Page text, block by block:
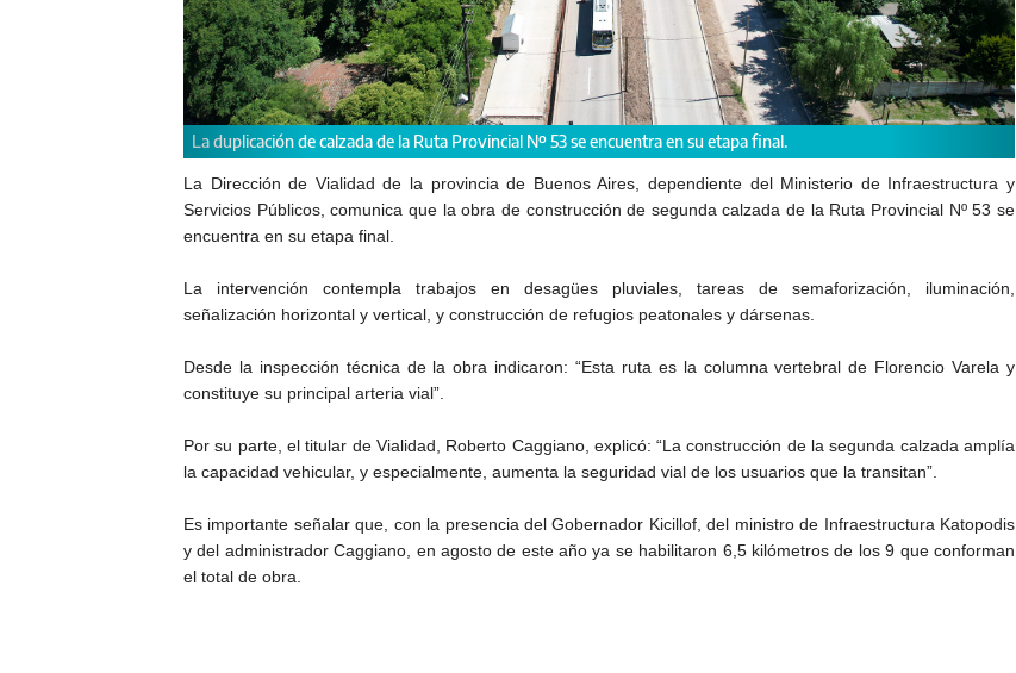
La duplicación de calzada de la Ruta Provincial Nº 53 se encuentra en su etapa final.
La Dirección de Vialidad de la provincia de Buenos Aires, dependiente del Ministerio de Infraestructura y
Servicios Públicos, comunica que la obra de construcción de segunda calzada de la Ruta Provincial Nº 53 se
encuentra en su etapa final.
La intervención contempla trabajos en desagües pluviales, tareas de semaforización, iluminación,
señalización horizontal y vertical, y construcción de refugios peatonales y dársenas.
Desde la inspección técnica de la obra indicaron: “Esta ruta es la columna vertebral de Florencio Varela y
constituye su principal arteria vial”.
Por su parte, el titular de Vialidad, Roberto Caggiano, explicó: “La construcción de la segunda calzada amplía
la capacidad vehicular, y especialmente, aumenta la seguridad vial de los usuarios que la transitan”.
Es importante señalar que, con la presencia del Gobernador Kicillof, del ministro de Infraestructura Katopodis
y del administrador Caggiano, en agosto de este año ya se habilitaron 6,5 kilómetros de los 9 que conforman
el total de obra.